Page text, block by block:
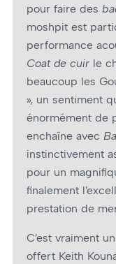
pour faire des
moshpit est
performance
Coat de cuir le
beaucoup les
», un sentiment
énormément de
enchaîne avec
instinctivement
pour un
finalement
prestation de
C’est vraiment
offert Keith